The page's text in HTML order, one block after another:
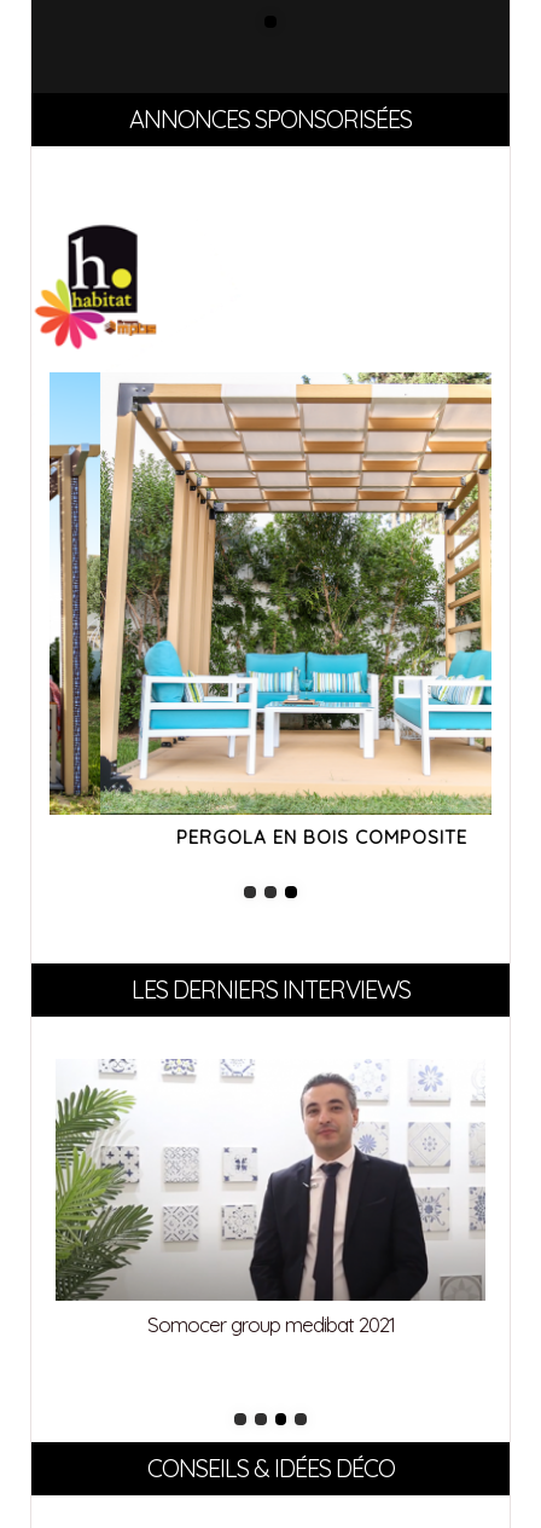
ANNONCES SPONSORISÉES
PERGOLA EN BOIS COMPOSITE
LES DERNIERS INTERVIEWS
Somocer group medibat 2021
CONSEILS & IDÉES DÉCO